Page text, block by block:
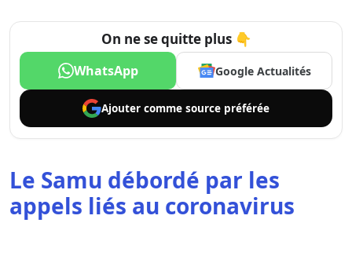
On ne se quitte plus 👇
WhatsApp Google Actualités
Ajouter comme source préférée
Le Samu débordé par les
appels liés au coronavirus